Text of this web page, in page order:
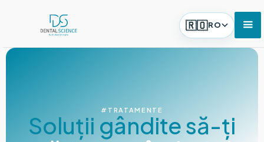
🇷🇴RO
#TRATAMENTE
Soluții gândite să-ți